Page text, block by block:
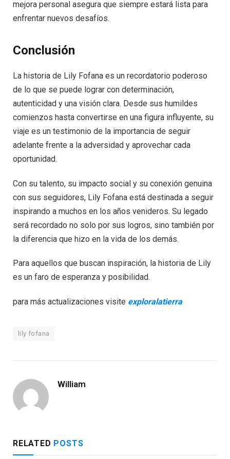
mejora personal asegura que siempre estará lista para
enfrentar nuevos desafíos.
Conclusión
La historia de Lily Fofana es un recordatorio poderoso
de lo que se puede lograr con determinación,
autenticidad y una visión clara. Desde sus humildes
comienzos hasta convertirse en una figura influyente, su
viaje es un testimonio de la importancia de seguir
adelante frente a la adversidad y aprovechar cada
oportunidad.
Con su talento, su impacto social y su conexión genuina
con sus seguidores, Lily Fofana está destinada a seguir
inspirando a muchos en los años venideros. Su legado
será recordado no solo por sus logros, sino también por
la diferencia que hizo en la vida de los demás.
Para aquellos que buscan inspiración, la historia de Lily
es un faro de esperanza y posibilidad.
para más actualizaciones visite exploralatierra
lily fofana
William
RELATED POSTS